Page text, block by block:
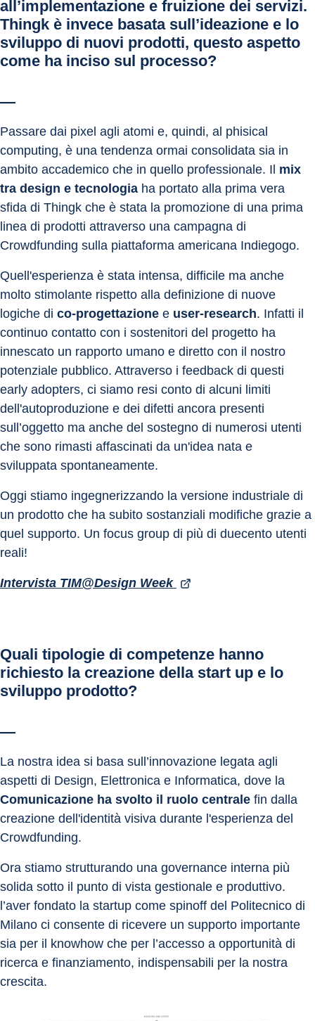
all’implementazione e fruizione dei servizi.
Thingk è invece basata sull’ideazione e lo
sviluppo di nuovi prodotti, questo aspetto
come ha inciso sul processo?
—
Passare dai pixel agli atomi e, quindi, al phisical
computing, è una tendenza ormai consolidata sia in
ambito accademico che in quello professionale. Il mix
tra design e tecnologia ha portato alla prima vera
sfida di Thingk che è stata la promozione di una prima
linea di prodotti attraverso una campagna di
Crowdfunding sulla piattaforma americana Indiegogo.
Quell'esperienza è stata intensa, difficile ma anche
molto stimolante rispetto alla definizione di nuove
logiche di co-progettazione e user-research. Infatti il
continuo contatto con i sostenitori del progetto ha
innescato un rapporto umano e diretto con il nostro
potenziale pubblico. Attraverso i feedback di questi
early adopters, ci siamo resi conto di alcuni limiti
dell'autoproduzione e dei difetti ancora presenti
sull’oggetto ma anche del sostegno di numerosi utenti
che sono rimasti affascinati da un'idea nata e
sviluppata spontaneamente.
Oggi stiamo ingegnerizzando la versione industriale di
un prodotto che ha subito sostanziali modifiche grazie a
quel supporto. Un focus group di più di duecento utenti
reali!
Intervista TIM@Design Week
Quali tipologie di competenze hanno
richiesto la creazione della start up e lo
sviluppo prodotto?
—
La nostra idea si basa sull’innovazione legata agli
aspetti di Design, Elettronica e Informatica, dove la
Comunicazione ha svolto il ruolo centrale fin dalla
creazione dell'identità visiva durante l'esperienza del
Crowdfunding.
Ora stiamo strutturando una governance interna più
solida sotto il punto di vista gestionale e produttivo.
l’aver fondato la startup come spinoff del Politecnico di
Milano ci consente di ricevere un supporto importante
sia per il knowhow che per l’accesso a opportunità di
ricerca e finanziamento, indispensabili per la nostra
crescita.